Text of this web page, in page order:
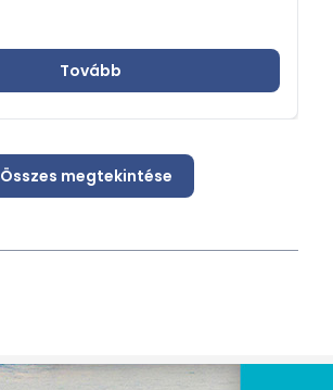
Tovább
Összes megtekintése